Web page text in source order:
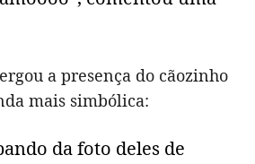
a presença do cãozinho
mais simbólica:
da foto deles de